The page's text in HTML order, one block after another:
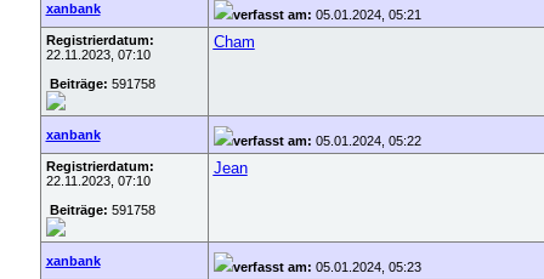
xanbank verfasst am: 05.01.2024, 05:21
Registrierdatum:
22.11.2023, 07:10
Beiträge: 591758
Cham
xanbank verfasst am: 05.01.2024, 05:22
Registrierdatum:
22.11.2023, 07:10
Beiträge: 591758
Jean
xanbank verfasst am: 05.01.2024, 05:23